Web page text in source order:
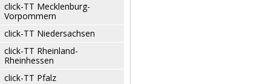
click-TT Mecklenburg-
Vorpommern
click-TT Niedersachsen
click-TT Rheinland-
Rheinhessen
click-TT Pfalz